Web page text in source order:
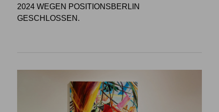
2024 WEGEN POSITIONSBERLIN
GESCHLOSSEN.